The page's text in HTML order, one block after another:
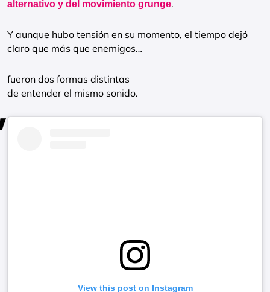
alternativo y del movimiento grunge.
Y aunque hubo tensión en su momento, el tiempo dejó
claro que más que enemigos…
fueron dos formas distintas
de entender el mismo sonido.
View this post on Instagram